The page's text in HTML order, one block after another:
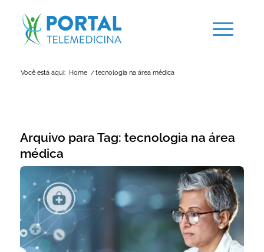
Você está aqui: Home / tecnologia na área médica
Arquivo para Tag: tecnologia na área
médica